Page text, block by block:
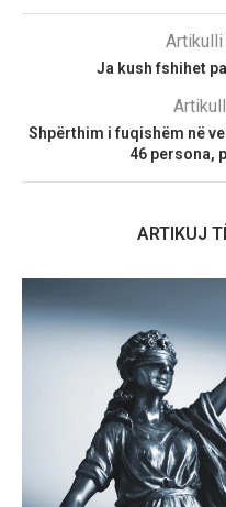
Artikulli
Ja kush fshihet
Shpërthim i fuqishëm në
46 persona,
ARTIKUJ